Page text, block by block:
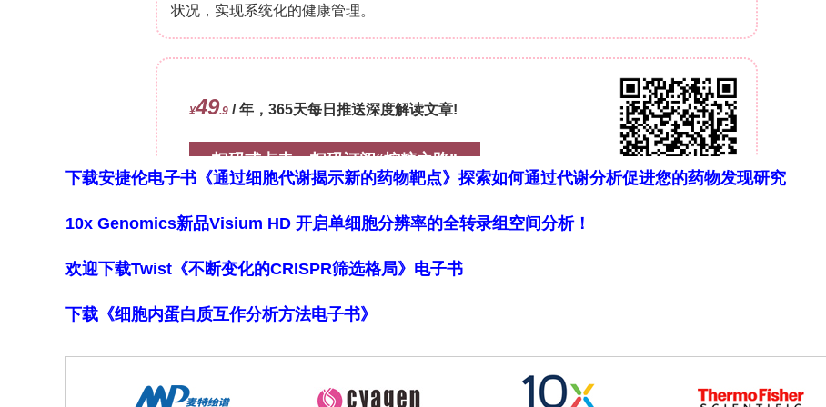
**过继转移B1a细胞（而非脾脏B2细胞）预防Ang II诱导的高血压和血管损伤**
将WT腹腔B1a细胞过继转移至CD19
?/?
或WT小鼠后，显著降低Ang II诱导的收缩压升高，减
轻血管增厚、纤维化以及CD4 T细胞和巨噬细胞积聚，并降低血液中F4/80+单核细胞和
T细胞频率；而脾脏B2细胞无此效果。
RNA测序表明，CD19缺失相关的最显著免疫改变涉及T细胞功能障碍。腹腔中CD4
细胞频率在CD19?/?小鼠中升高。体外共培养实验显示，B1a细胞显著抑制CD4
IFNγ，而脾脏B2细胞无此作用。免疫荧光检测到Ang II处理后CD19
**B1a细胞对高血压和血管损伤的保护作用依赖于天然IgM**
下载安捷伦电子书《通过细胞代谢揭示新的药物靶点》探索如何通过代谢分析促进您的药物发现研究
10x Genomics新品Visium HD 开启单细胞分辨率的全转录组空间分析！
欢迎下载Twist《不断变化的CRISPR筛选格局》电子书
下载《细胞内蛋白质互作分析方法电子书》